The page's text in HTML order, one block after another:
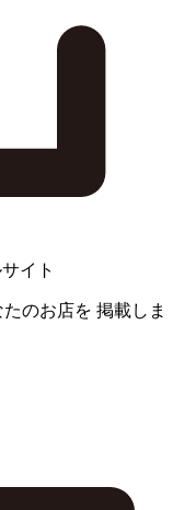
イト
たのお店を 掲載しま